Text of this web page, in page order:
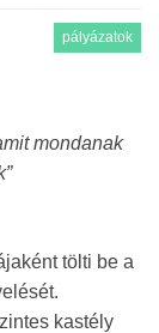
pályázatok
mondanak
tölti be a
kastély